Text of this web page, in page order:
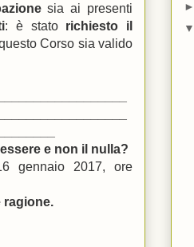
sia ai presenti
: è stato richiesto il
Corso sia valido
e non il nulla?
gennaio 2017, ore
ragione.
►
▼